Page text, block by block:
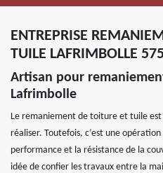
ENTREPRISE
TUILE LAFRIMBOLLE
Artisan pour
Lafrimbolle
Le remaniement de toiture et tuile
réaliser. Toutefois, c’est une
performance et la résistance de la
idée de confier les travaux entre la